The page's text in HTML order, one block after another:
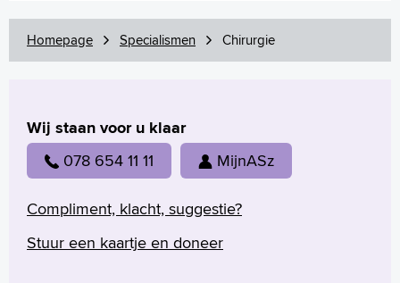
Homepage Specialismen Chirurgie
Wij staan voor u klaar
078 654 11 11 MijnASz
Compliment, klacht, suggestie?
Stuur een kaartje en doneer